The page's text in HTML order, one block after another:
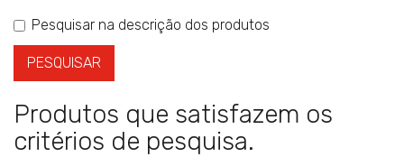
Pesquisar na descrição dos produtos
Produtos que satisfazem os
critérios de pesquisa.